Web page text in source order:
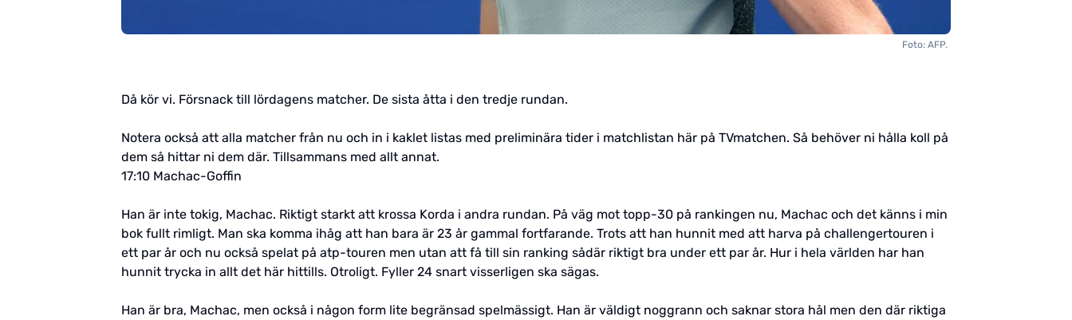
Foto: AFP.
Då kör vi. Försnack till lördagens matcher. De sista åtta i den tredje rundan.
Notera också att alla matcher från nu och in i kaklet listas med preliminära tider i matchlistan här på TVmatchen. Så behöver ni hålla koll på
dem så hittar ni dem där. Tillsammans med allt annat.
17:10 Machac-Goffin
Han är inte tokig, Machac. Riktigt starkt att krossa Korda i andra rundan. På väg mot topp-30 på rankingen nu, Machac och det känns i min
bok fullt rimligt. Man ska komma ihåg att han bara är 23 år gammal fortfarande. Trots att han hunnit med att harva på challengertouren i
ett par år och nu också spelat på atp-touren men utan att få till sin ranking sådär riktigt bra under ett par år. Hur i hela världen har han
hunnit trycka in allt det här hittills. Otroligt. Fyller 24 snart visserligen ska sägas.
Han är bra, Machac, men också i någon form lite begränsad spelmässigt. Han är väldigt noggrann och saknar stora hål men den där riktiga